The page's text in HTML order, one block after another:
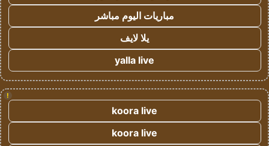
مباريات اليوم مباشر
يلا لايف
yalla live
!
koora live
koora live